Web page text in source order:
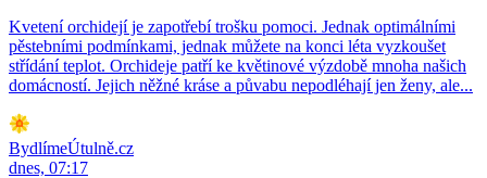
Kvetení orchidejí je zapotřebí trošku pomoci. Jednak optimálními
pěstebními podmínkami, jednak můžete na konci léta vyzkoušet
střídání teplot. Orchideje patří ke květinové výzdobě mnoha našich
domácností. Jejich něžné kráse a půvabu nepodléhají jen ženy, ale...
BydlímeÚtulně.cz
dnes, 07:17